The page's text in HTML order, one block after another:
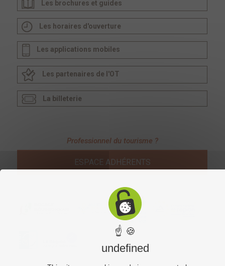
Les brochures et guides
Les horaires d'ouverture
Les applications mobiles
Les partenaires de l'OT
La billeterie
Professionnel du tourisme ?
ESPACE ADHÉRENTS
☝ 🍪
undefined